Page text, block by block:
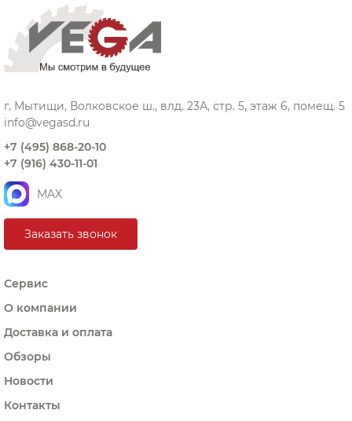
г. Мытищи, Волковское ш., влд. 23А, стр. 5, этаж 6, помещ. 5
info@vegasd.ru
+7 (495) 868-20-10
+7 (916) 430-11-01
MAX
Заказать звонок
Сервис
О компании
Доставка и оплата
Обзоры
Новости
Контакты